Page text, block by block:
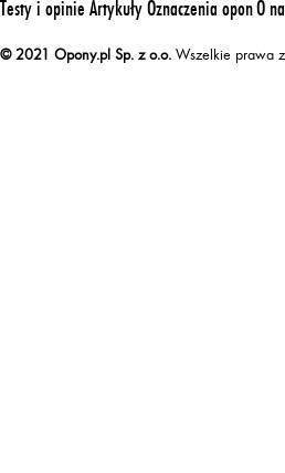
Testy i opinie ArtykułyOznaczenia oponO
© 2021 Opony.pl Sp. z o.o. Wszelkie prawa